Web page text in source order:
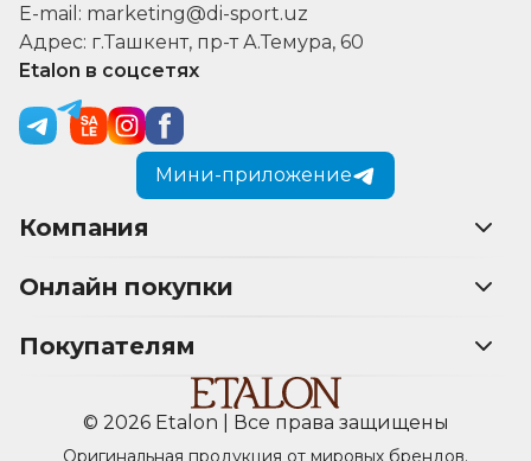
E-mail: marketing@di-sport.uz
Адрес: г.Ташкент, пр-т А.Темура, 60
Etalon в соцсетях
Мини-приложение
Компания
Онлайн покупки
Покупателям
© 2026 Etalon | Все права защищены
Оригинальная продукция от мировых брендов.